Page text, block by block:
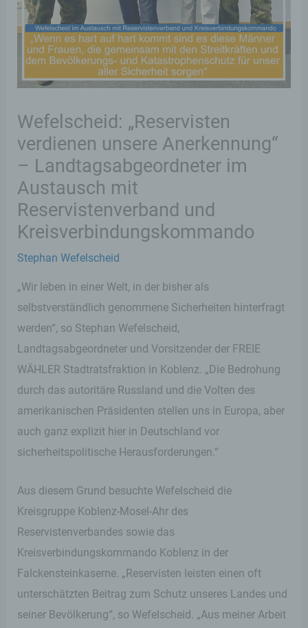
Wefelscheid: „Reservisten
verdienen unsere Anerkennung“
– Landtagsabgeordneter im
Austausch mit
Reservistenverband und
Kreisverbindungskommando
Stephan Wefelscheid
„Wir leben in einer Welt, in der bisher als
selbstverständlich genommene Sicherheiten hinterfragt
werden“, so Stephan Wefelscheid,
Landtagsabgeordneter und Vorsitzender der FREIE
WÄHLER Stadtratsfraktion in Koblenz. „Die Bedrohung
durch das autoritäre Russland und die Volten des
amerikanischen Präsidenten stellen uns in Europa, aber
auch ganz explizit hier in Deutschland vor
sicherheitspolitische Herausforderungen.“
Aus diesem Grund besuchte Wefelscheid die
Kreisgruppe Koblenz-Mosel-Ahr des
Reservistenverbandes sowie das
Kreisverbindungskommando Koblenz in der
Falckensteinkaserne. „Reservisten leisten einen oft
unterschätzten Beitrag zum Schutz unseres Landes und
seiner Bevölkerung“, so Wefelscheid. „Aus meiner Arbeit